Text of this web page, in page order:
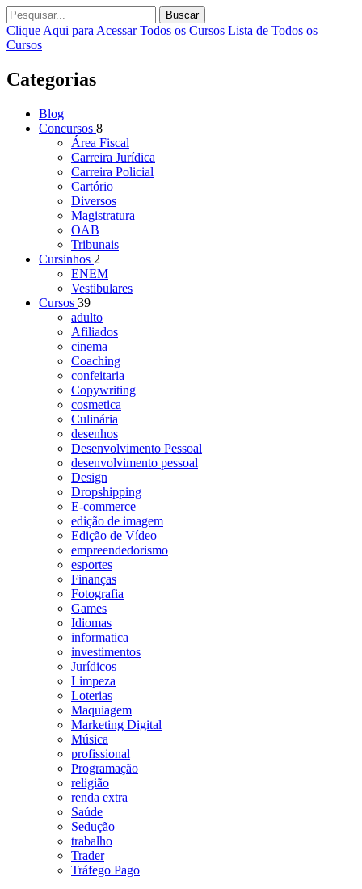
Buscar
Clique Aqui para Acessar Todos os Cursos Lista de Todos os
Cursos
Categorias
Blog
Concursos 8
Área Fiscal
Carreira Jurídica
Carreira Policial
Cartório
Diversos
Magistratura
OAB
Tribunais
Cursinhos 2
ENEM
Vestibulares
Cursos 39
adulto
Afiliados
cinema
Coaching
confeitaria
Copywriting
cosmetica
Culinária
desenhos
Desenvolvimento Pessoal
desenvolvimento pessoal
Design
Dropshipping
E-commerce
edição de imagem
Edição de Vídeo
empreendedorismo
esportes
Finanças
Fotografia
Games
Idiomas
informatica
investimentos
Jurídicos
Limpeza
Loterias
Maquiagem
Marketing Digital
Música
profissional
Programação
religião
renda extra
Saúde
Sedução
trabalho
Trader
Tráfego Pago